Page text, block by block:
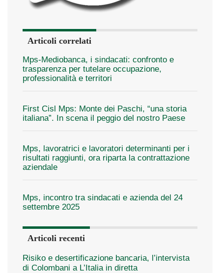
Articoli correlati
Mps-Mediobanca, i sindacati: confronto e
trasparenza per tutelare occupazione,
professionalità e territori
First Cisl Mps: Monte dei Paschi, “una storia
italiana”. In scena il peggio del nostro Paese
Mps, lavoratrici e lavoratori determinanti per i
risultati raggiunti, ora riparta la contrattazione
aziendale
Mps, incontro tra sindacati e azienda del 24
settembre 2025
Articoli recenti
Risiko e desertificazione bancaria, l’intervista
di Colombani a L’Italia in diretta